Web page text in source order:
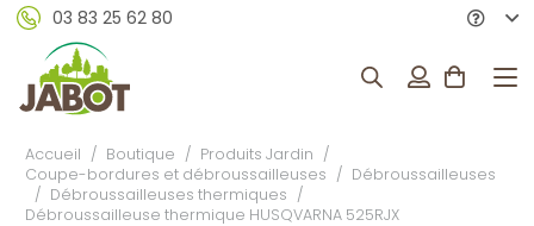
03 83 25 62 80
Accueil / Boutique / Produits Jardin /
Coupe-bordures et débroussailleuses / Débroussailleuses
/ Débroussailleuses thermiques /
Débroussailleuse thermique HUSQVARNA 525RJX